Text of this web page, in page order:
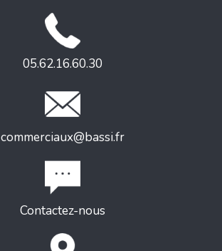
05.62.16.60.30
commerciaux@bassi.fr
Contactez-nous